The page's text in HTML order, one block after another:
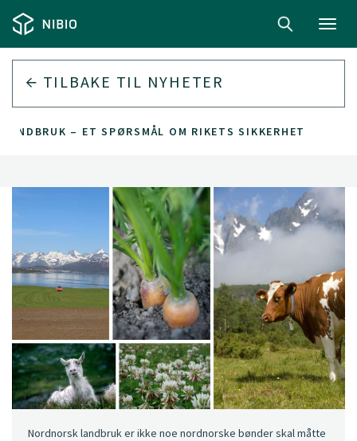
TILBAKE TIL NYHETER
– ET SPØRSMÅL OM RIKETS SIKKERHET
Nordnorsk landbruk er ikke noe nordnorske bønder skal måtte